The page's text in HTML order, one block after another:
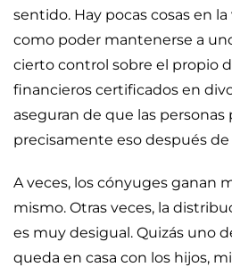
sentido. Hay pocas cosas en
como poder mantenerse a
cierto control sobre el propio
financieros certificados en
aseguran de que las
precisamente eso después
A veces, los cónyuges ganan
mismo. Otras veces, la
es muy desigual. Quizás uno
queda en casa con los hijos,